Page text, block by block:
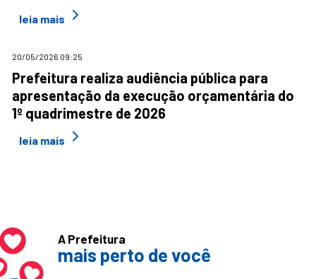
leia mais
20/05/2026 09:25
Prefeitura realiza audiência pública para
apresentação da execução orçamentária do
1º quadrimestre de 2026
leia mais
A Prefeitura
mais perto de você